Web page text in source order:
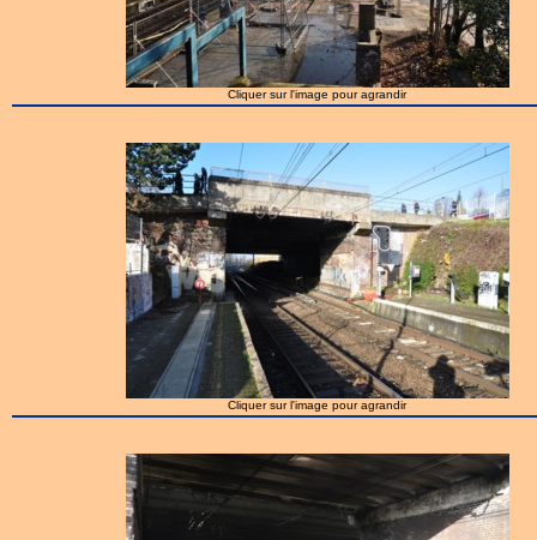
Cliquer sur l'image pour agrandir
Cliquer sur l'image pour agrandir